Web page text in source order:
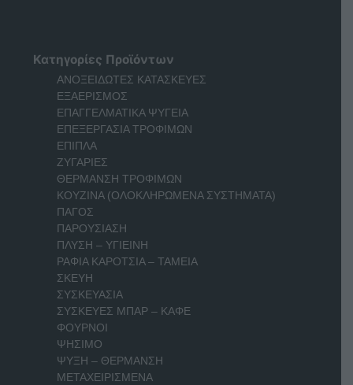
Κατηγορίες Προϊόντων
ΑΝΟΞΕΙΔΩΤΕΣ ΚΑΤΑΣΚΕΥΕΣ
ΕΞΑΕΡΙΣΜΟΣ
ΕΠΑΓΓΕΛΜΑΤΙΚΑ ΨΥΓΕΙΑ
ΕΠΕΞΕΡΓΑΣΙΑ ΤΡΟΦΙΜΩΝ
ΕΠΙΠΛΑ
ΖΥΓΑΡΙΕΣ
ΘΕΡΜΑΝΣΗ ΤΡΟΦΙΜΩΝ
ΚΟΥΖΙΝΑ (ΟΛΟΚΛΗΡΩΜΕΝΑ ΣΥΣΤΗΜΑΤΑ)
ΠΑΓΟΣ
ΠΑΡΟΥΣΙΑΣΗ
ΠΛΥΣΗ – ΥΓΙΕΙΝΗ
ΡΑΦΙΑ ΚΑΡΟΤΣΙΑ – ΤΑΜΕΙΑ
ΣΚΕΥΗ
ΣΥΣΚΕΥΑΣΙΑ
ΣΥΣΚΕΥΕΣ ΜΠΑΡ – ΚΑΦΕ
ΦΟΥΡΝΟΙ
ΨΗΣΙΜΟ
ΨΥΞΗ – ΘΕΡΜΑΝΣΗ
ΜΕΤΑΧΕΙΡΙΣΜΕΝΑ